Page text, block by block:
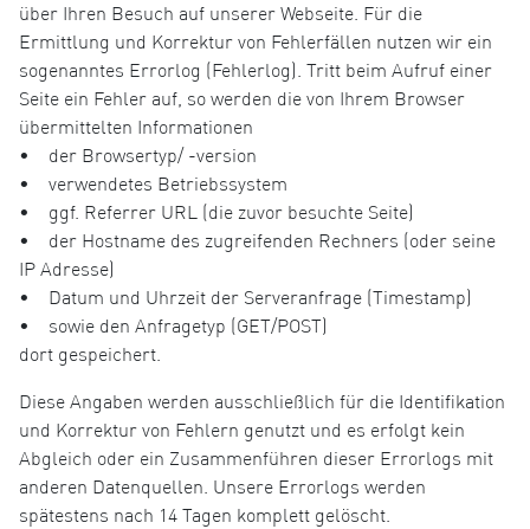
über Ihren Besuch auf unserer Webseite. Für die
Ermittlung und Korrektur von Fehlerfällen nutzen wir ein
sogenanntes Errorlog (Fehlerlog). Tritt beim Aufruf einer
Seite ein Fehler auf, so werden die von Ihrem Browser
übermittelten Informationen
• der Browsertyp/ -version
• verwendetes Betriebssystem
• ggf. Referrer URL (die zuvor besuchte Seite)
• der Hostname des zugreifenden Rechners (oder seine
IP Adresse)
• Datum und Uhrzeit der Serveranfrage (Timestamp)
• sowie den Anfragetyp (GET/POST)
dort gespeichert.
Diese Angaben werden ausschließlich für die Identifikation
und Korrektur von Fehlern genutzt und es erfolgt kein
Abgleich oder ein Zusammenführen dieser Errorlogs mit
anderen Datenquellen. Unsere Errorlogs werden
spätestens nach 14 Tagen komplett gelöscht.